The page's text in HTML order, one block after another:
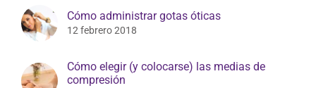
Cómo administrar gotas óticas
12 febrero 2018
Cómo elegir (y colocarse) las medias de
compresión